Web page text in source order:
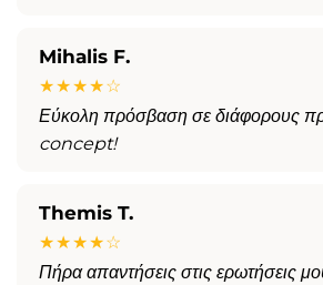
Mihalis F.
★★★★☆
Εύκολη πρόσβαση σε διάφορους
concept!
Themis T.
★★★★☆
Πήρα απαντήσεις στις ερωτήσεις